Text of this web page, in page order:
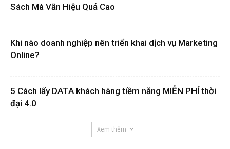
Sách Mà Vẫn Hiệu Quả Cao
Khi nào doanh nghiệp nên triển khai dịch vụ Marketing
Online?
5 Cách lấy DATA khách hàng tiềm năng MIỄN PHÍ thời
đại 4.0
Xem thêm